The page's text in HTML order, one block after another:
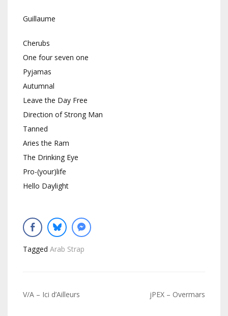
Guillaume
Cherubs
One four seven one
Pyjamas
Autumnal
Leave the Day Free
Direction of Strong Man
Tanned
Aries the Ram
The Drinking Eye
Pro-(your)life
Hello Daylight
Tagged Arab Strap
Navigation
V/A – Ici d’Ailleurs jPEX – Overmars